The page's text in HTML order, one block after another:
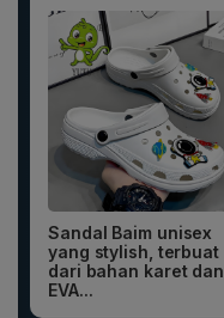
Sandal Baim unisex
yang stylish, terbuat
dari bahan karet dan
EVA...